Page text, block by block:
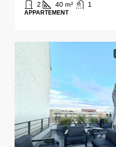
2 40 m² 1
APPARTEMENT